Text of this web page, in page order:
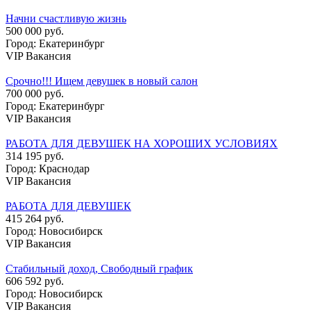
Начни счастливую жизнь
500 000 руб.
Город: Екатеринбург
VIP Вакансия
Срочно!!! Ищем девушек в новый салон
700 000 руб.
Город: Екатеринбург
VIP Вакансия
РАБОТА ДЛЯ ДЕВУШЕК НА ХОРОШИХ УСЛОВИЯХ
314 195 руб.
Город: Краснодар
VIP Вакансия
РАБОТА ДЛЯ ДЕВУШЕК
415 264 руб.
Город: Новосибирск
VIP Вакансия
Стабильный доход, Свободный график
606 592 руб.
Город: Новосибирск
VIP Вакансия